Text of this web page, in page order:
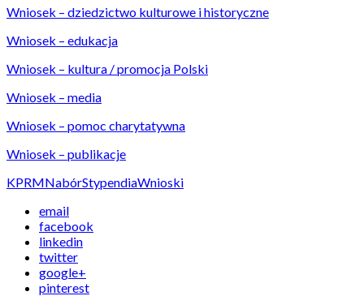
Wniosek – dziedzictwo kulturowe i historyczne
Wniosek – edukacja
Wniosek – kultura / promocja Polski
Wniosek – media
Wniosek – pomoc charytatywna
Wniosek – publikacje
KPRMNabórStypendiaWnioski
email
facebook
linkedin
twitter
google+
pinterest